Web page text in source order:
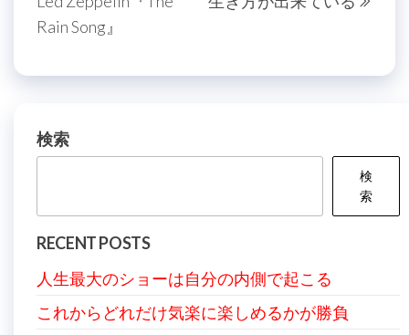
ナ
ゲ
シ
ョ
の
投
Rain Song』
検索
検
索
RECENT POSTS
人生最大のショーは自分の内側で起こる
これからどれだけ気楽に楽しめるかが勝負